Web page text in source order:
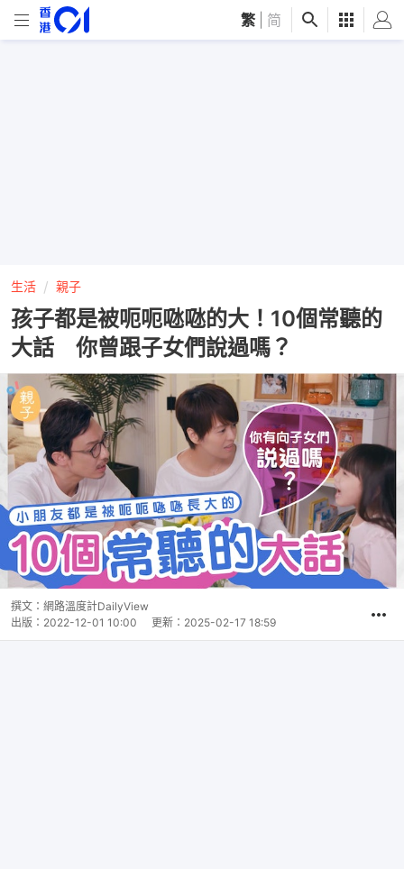
繁 简
生活 親子
孩子都是被呃呃𠱁𠱁的大！10個常聽的
大話 你曾跟子女們說過嗎？
撰文： 網路溫度計DailyView
出版： 2022-12-01 10:00 更新： 2025-02-17 18:59